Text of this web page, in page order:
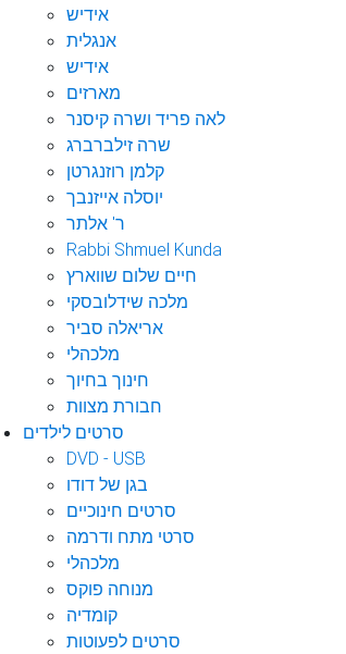
אידיש
אנגלית
אידיש
מארזים
לאה פריד ושרה קיסנר
שרה זילברברג
קלמן רוזנגרטן
יוסלה אייזנבך
ר' אלתר
Rabbi Shmuel Kunda
חיים שלום שווארץ
מלכה שידלובסקי
אריאלה סביר
מלכהלי
חינוך בחיוך
חבורת מצוות
סרטים לילדים
DVD - USB
בגן של דודו
סרטים חינוכיים
סרטי מתח ודרמה
מלכהלי
מנוחה פוקס
קומדיה
סרטים לפעוטות